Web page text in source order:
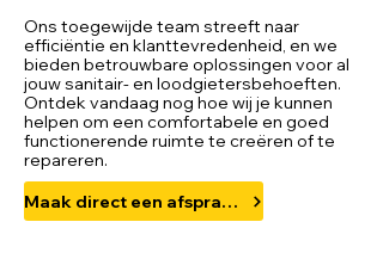
Ons toegewijde team streeft naar
efficiëntie en klanttevredenheid, en we
bieden betrouwbare oplossingen voor al
jouw sanitair- en loodgietersbehoeften.
Ontdek vandaag nog hoe wij je kunnen
helpen om een comfortabele en goed
functionerende ruimte te creëren of te
repareren.
Maak direct een afspraak